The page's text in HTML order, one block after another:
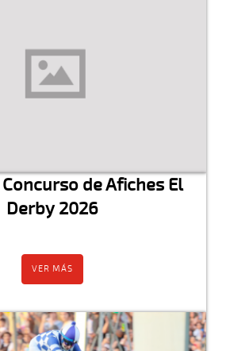
de Afiches El
Derby 2026
VER MÁS